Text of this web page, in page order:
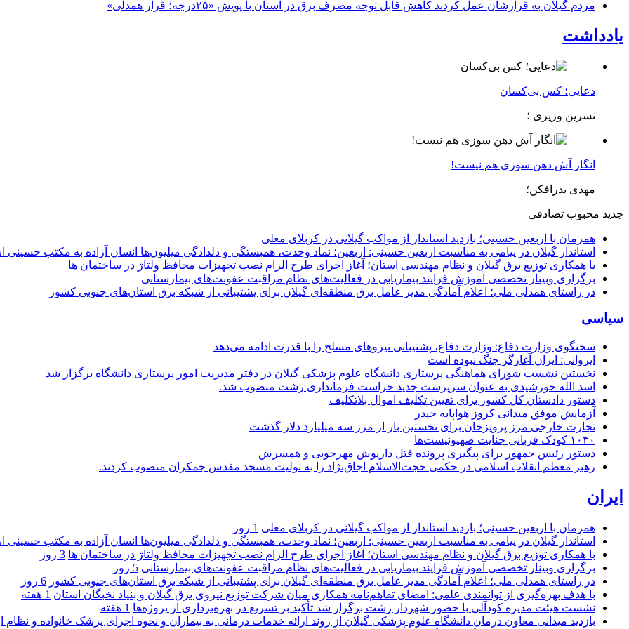
مردم گیلان به قرارشان عمل کردند كاهش قابل توجه مصرف برق در استان با پویش «۲۵درجه؛ قرار همدلی»
یادداشت
دعایی؛ کس بی‌کسان
نسرین وزیری ؛
انگار آش دهن سوزی هم نیست!
مهدی بذرافکن؛
جدید محبوب تصادفی
همزمان با اربعین حسینی؛ بازدید استاندار از مواکب گیلانی در کربلای معلی
استاندار گیلان در پیامی به مناسبت اربعین حسینی: اربعین؛ نماد وحدت، همبستگی و دلدادگی میلیون‌ها انسان آزاده به مکتب
با همکاری توزیع برق گیلان و نظام مهندسی استان؛ آغاز اجرای طرح الزام نصب تجهیزات محافظ ولتاژ در ساختمان ها
برگزاری وبینار تخصصی آموزش فرایند بیماریابی در فعالیت‌های نظام مراقبت عفونت‌های بیمارستانی
در راستای همدلی ملی؛ اعلام آمادگی مدیر عامل برق منطقه‌ای گیلان برای پشتیبانی از شبكه برق استان‌های جنوبی كشور
سیاسی
سخنگوی وزارت دفاع: وزارت دفاع، پشتیبانی نیرو‌های مسلح را با قدرت ادامه می‌دهد
ایروانی: ایران آغازگر جنگ نبوده است
نخستین نشست شورای هماهنگی پرستاری دانشگاه علوم پزشکی گیلان در دفتر مدیریت امور پرستاری دانشگاه برگزار شد
اسد الله خورشیدی به عنوان سرپرست جدید حراست فرمانداری رشت منصوب شد.
دستور دادستان کل کشور برای تعیین تکلیف اموال بلاتکلیف
آزمایش موفق میدانی کروز هواپایه حیدر
تجارت خارجی مرز پرویزخان برای نخستین بار از مرز سه میلیارد دلار گذشت
۱۰۳۰ کودک قربانی جنایت صهیونیست‌ها
دستور رئیس جمهور برای پیگیری پرونده قتل داریوش مهرجویی و همسرش
رهبر معظم انقلاب اسلامی در حکمی حجت‌الاسلام اجاق‌نژاد را به تولیت مسجد مقدس جمکران منصوب کردند.
ایران
همزمان با اربعین حسینی؛ بازدید استاندار از مواکب گیلانی در کربلای معلی 1 روز
استاندار گیلان در پیامی به مناسبت اربعین حسینی: اربعین؛ نماد وحدت، همبستگی و دلدادگی میلیون‌ها انسان آزاده به مکتب
با همکاری توزیع برق گیلان و نظام مهندسی استان؛ آغاز اجرای طرح الزام نصب تجهیزات محافظ ولتاژ در ساختمان ها 3 روز
برگزاری وبینار تخصصی آموزش فرایند بیماریابی در فعالیت‌های نظام مراقبت عفونت‌های بیمارستانی 5 روز
در راستای همدلی ملی؛ اعلام آمادگی مدیر عامل برق منطقه‌ای گیلان برای پشتیبانی از شبكه برق استان‌های جنوبی كشور 6 روز
با هدف بهره‌گیری از توانمندی علمی: امضای تفاهم‌نامه همكاری میان شركت توزیع نیروی برق گیلان و بنیاد نخبگان استان 1 هفته
نشست هیئت مدیره کودآلی با حضور شهردار رشت برگزار شد تأکید بر تسریع در بهره‌برداری از پروژه‌ها 1 هفته
بازدید میدانی معاون درمان دانشگاه علوم پزشکی گیلان از روند ارائه خدمات درمانی به بیماران و نحوه اجرای پزشک خانواده و